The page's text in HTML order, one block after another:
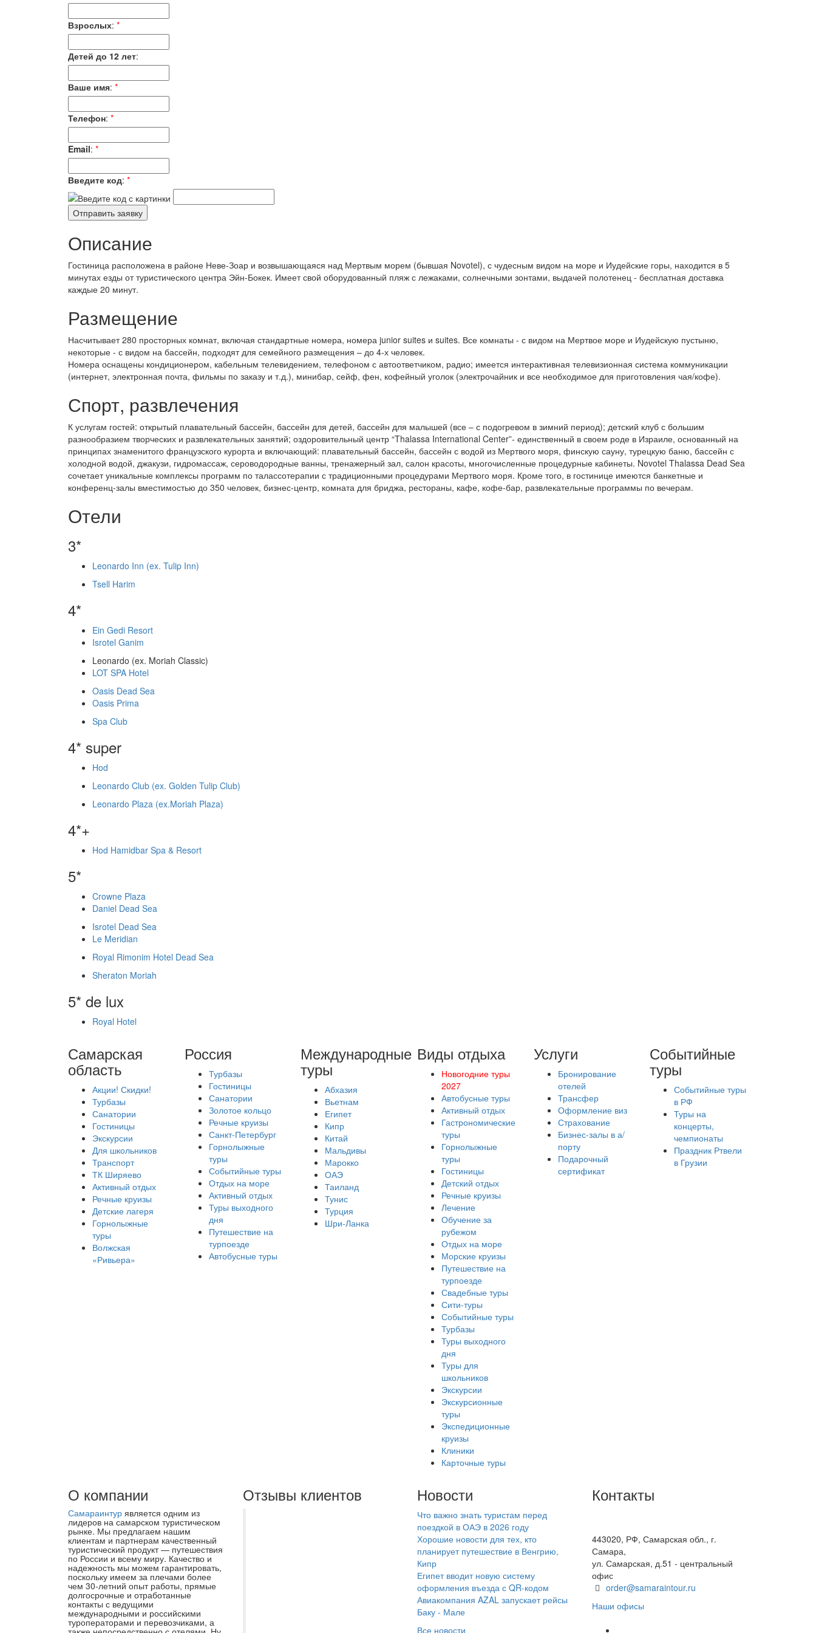
Взрослых: *
Детей до 12 лет:
Ваше имя: *
Телефон: *
Email: *
Введите код: *
Описание
Гостиница расположена в районе Неве-Зоар и возвышающаяся над Мертвым морем (бывшая Novotel), с чудесным видом на море и Иудейские горы, находится в 5
минутах езды от туристического центра Эйн-Бокек. Имеет свой оборудованный пляж с лежаками, солнечными зонтами, выдачей полотенец - бесплатная доставка
каждые 20 минут.
Размещение
Насчитывает 280 просторных комнат, включая стандартные номера, номера junior suites и suites. Все комнаты - с видом на Мертвое море и Иудейскую пустыню,
некоторые - с видом на бассейн, подходят для семейного размещения – до 4-х человек.
Номера оснащены кондиционером, кабельным телевидением, телефоном с автоответчиком, радио; имеется интерактивная телевизионная система коммуникации
(интернет, электронная почта, фильмы по заказу и т.д.), минибар, сейф, фен, кофейный уголок (электрочайник и все необходимое для приготовления чая/кофе).
Спорт, развлечения
К услугам гостей: открытый плавательный бассейн, бассейн для детей, бассейн для малышей (все – с подогревом в зимний период); детский клуб с большим
разнообразием творческих и развлекательных занятий; оздоровительный центр “Thalassa International Center”- единственный в своем роде в Израиле, основанный на
принципах знаменитого французского курорта и включающий: плавательный бассейн, бассейн с водой из Мертвого моря, финскую сауну, турецкую баню, бассейн с
холодной водой, джакузи, гидромассаж, сероводородные ванны, тренажерный зал, салон красоты, многочисленные процедурные кабинеты. Novotel Thalassa Dead Sea
сочетает уникальные комплексы программ по талассотерапии с традиционными процедурами Мертвого моря. Кроме того, в гостинице имеются банкетные и
конференц-залы вместимостью до 350 человек, бизнес-центр, комната для бриджа, рестораны, кафе, кофе-бар, развлекательные программы по вечерам.
Отели
3*
Leonardo Inn (ex. Tulip Inn)
Tsell Harim
4*
Ein Gedi Resort
Isrotel Ganim
Leonardo (ex. Moriah Classic)
LOT SPA Hotel
Oasis Dead Sea
Oasis Prima
Spa Club
4* super
Hod
Leonardo Club (ex. Golden Tulip Club)
Leonardo Plaza (ex.Moriah Plaza)
4*+
Hod Hamidbar Spa & Resort
5*
Crowne Plaza
Daniel Dead Sea
Isrotel Dead Sea
Le Meridian
Royal Rimonim Hotel Dead Sea
Sheraton Moriah
5* de lux
Royal Hotel
Самарская
область
Акции! Скидки!
Турбазы
Санатории
Гостиницы
Экскурсии
Для школьников
Транспорт
ТК Ширяево
Активный отдых
Речные круизы
Детские лагеря
Горнолыжные
туры
Волжская
«Ривьера»
Россия
Турбазы
Гостиницы
Санатории
Золотое кольцо
Речные круизы
Санкт-Петербург
Горнолыжные
туры
Событийные туры
Отдых на море
Активный отдых
Туры выходного
дня
Путешествие на
турпоезде
Автобусные туры
Международные
туры
Абхазия
Вьетнам
Египет
Кипр
Китай
Мальдивы
Марокко
ОАЭ
Таиланд
Тунис
Турция
Шри-Ланка
Виды отдыха
Новогодние туры
2027
Автобусные туры
Активный отдых
Гастрономические
туры
Горнолыжные
туры
Гостиницы
Детский отдых
Речные круизы
Лечение
Обучение за
рубежом
Отдых на море
Морские круизы
Путешествие на
турпоезде
Свадебные туры
Сити-туры
Событийные туры
Турбазы
Туры выходного
дня
Туры для
школьников
Экскурсии
Экскурсионные
туры
Экспедиционные
круизы
Клиники
Карточные туры
Услуги
Бронирование
отелей
Трансфер
Оформление виз
Страхование
Бизнес-залы в а/
порту
Подарочный
сертификат
Событийные
туры
Событийные туры
в РФ
Туры на
концерты,
чемпионаты
Праздник Ртвели
в Грузии
О компании
Самараинтур является одним из
лидеров на самарском туристическом
рынке. Мы предлагаем нашим
клиентам и партнерам качественный
туристический продукт — путешествия
по России и всему миру. Качество и
надежность мы можем гарантировать,
поскольку имеем за плечами более
чем 30-летний опыт работы, прямые
долгосрочные и отработанные
контакты с ведущими
международными и российскими
туроператорами и перевозчиками, а
Отзывы клиентов Новости
Что важно знать туристам перед
поездкой в ОАЭ в 2026 году
Хорошие новости для тех, кто
планирует путешествие в Венгрию,
Кипр
Египет вводит новую систему
оформления въезда с QR-кодом
Авиакомпания AZAL запускает рейсы
Баку - Мале
Все новости
Контакты
443020, РФ, Самарская обл., г.
Самара,
ул. Самарская, д.51 - центральный
офис
order@samaraintour.ru
Наши офисы